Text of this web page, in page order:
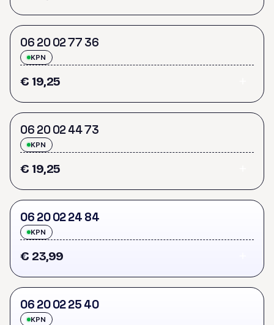
06 200277 36
KPN
€ 19,25
06 20024473
KPN
€ 19,25
06 200224 84
KPN
€ 23,99
06 200225 40
KPN